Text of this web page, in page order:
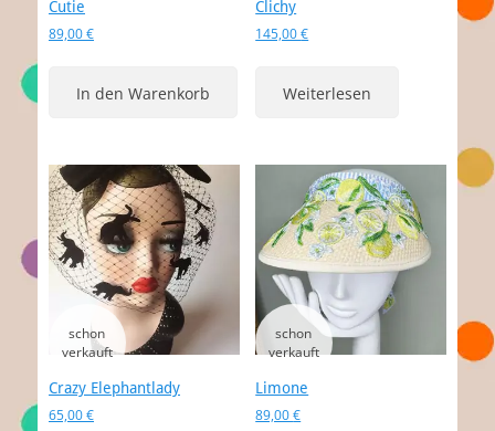
Cutie
89,00€
In den Warenkorb
Clichy
145,00€
Weiterlesen
Crazy Elephantlady
65,00€
Limone
89,00€